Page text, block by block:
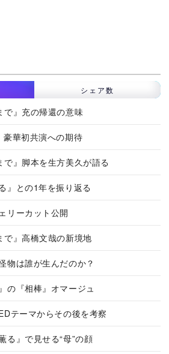
シェア数
で』充の帰還の意味
華初共演への期待
で』脚本を生方美久が語る
』との1年を振り返る
リーカット公開
で』高橋文哉の新境地
物は誰が生んだのか？
の『相棒』オマージュ
テーマからその後を考察
る』で見せる“母”の顔